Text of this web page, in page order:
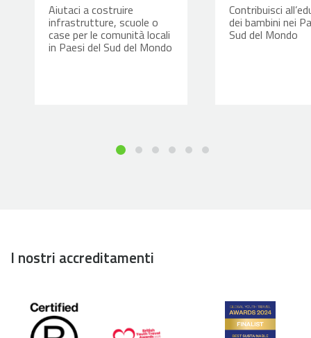
Aiutaci a costruire
infrastrutture, scuole o
case per le comunità locali
in Paesi del Sud del Mondo
Contribuisci
dei bambini nei
Sud del Mondo
I nostri accreditamenti